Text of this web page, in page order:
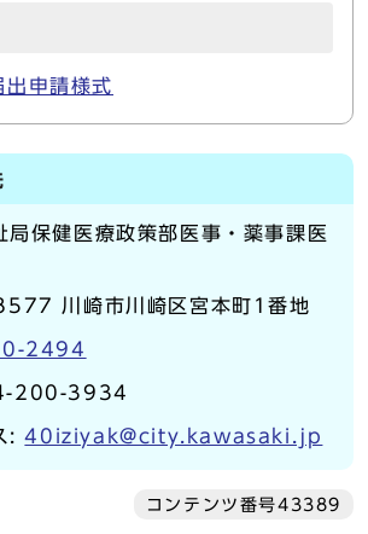
出申請様式
局保健医療政策部医事・薬事課医
川崎市川崎区宮本町1番地
2494
200-3934
:40iziyak@city.kawasaki.jp
コンテンツ番号43389